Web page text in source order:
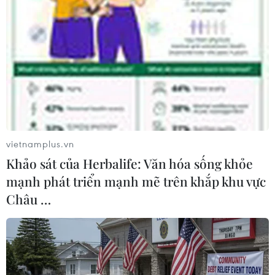
cho dù trong hơn nửa năm qua diễn biến ở Biển
Đông không có cải thiện, mà có phần xấu đi vì
cả những lý do bối cảnh quốc tế toàn cầu, quan
hệ Mỹ-Trung căng thẳng ảnh hưởng đến hầu
hết các nước liên quan vấn đề Biển Đông.
Quang cảnh Hội thảo. (Ảnh: Lê Thị Tâm Hằng/TTXVN)
vietnamplus.vn
Khảo sát của Herbalife: Văn hóa sống khỏe
mạnh phát triển mạnh mẽ trên khắp khu vực
Châu …